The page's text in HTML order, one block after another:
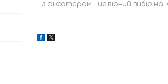
з фіксатором - це вірний вибір на